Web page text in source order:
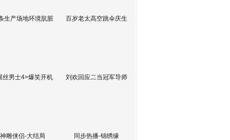
生产场地环境肮脏 百岁老太高空跳伞庆生
丝男士4>爆笑开机 刘欢回应二当冠军导师
神雕侠侣-大结局 同步热播-锦绣缘